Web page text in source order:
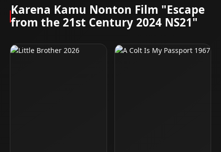
Karena Kamu Nonton Film "Escape
from the 21st Century 2024 NS21"